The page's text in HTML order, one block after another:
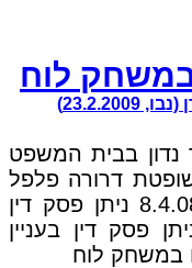
במשחק לוח
נדון בבית המשפט
דרורה פלפל
(תא (ת"א) 2469/02) – ביום 8.4.08 ניתן פסק דין
החבות, ביום 23.2.09 ניתן פסק דין בעניין
במשחק לוח